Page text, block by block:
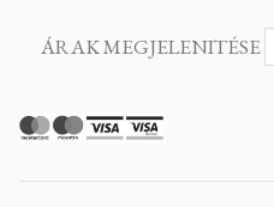
ÁRAK MEGJELENITÉSE